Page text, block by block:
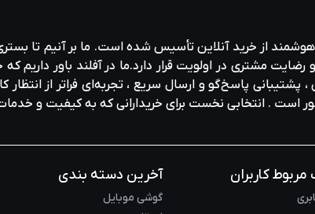
از خرید آنلاین تأسیس شده است. ما بر آنیم تا
مشتری در اولویت قرار دارد.ما در آفلند باور داریم
پاسخ‌گو و ارسال سریع ، تجربه‌ای فراتر از انتظار
است . انتخابی نخست برای خریدارانی که به کیفیت و
کاربران آخرین دسته بندی
گوشی موبایل